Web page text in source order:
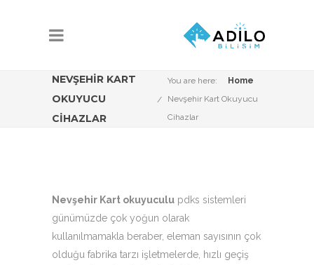
NEVŞEHIR KART
OKUYUCU
CIHAZLAR
You are here:
Home
Nevşehir Kart Okuyucu
Cihazlar
Nevşehir Kart okuyuculu pdks sistemleri
günümüzde çok yoğun olarak
kullanılmamakla beraber, eleman sayısının çok
olduğu fabrika tarzı işletmelerde, hızlı geçiş